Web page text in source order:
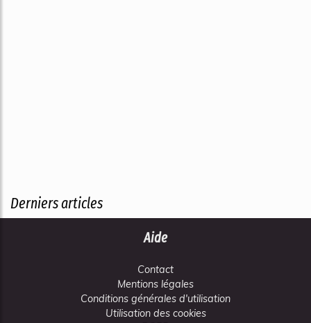
Derniers articles
Aide
Contact
Mentions légales
Conditions générales d'utilisation
Utilisation des cookies